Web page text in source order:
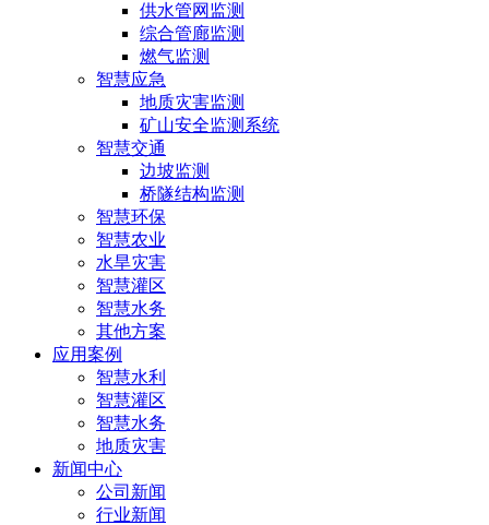
供水管网监测
综合管廊监测
燃气监测
智慧应急
地质灾害监测
矿山安全监测系统
智慧交通
边坡监测
桥隧结构监测
智慧环保
智慧农业
水旱灾害
智慧灌区
智慧水务
其他方案
应用案例
智慧水利
智慧灌区
智慧水务
地质灾害
新闻中心
公司新闻
行业新闻